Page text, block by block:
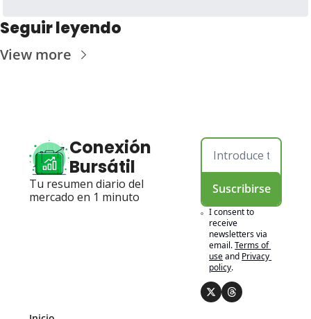
Seguir leyendo
View more
Conexión
Bursátil
Tu resumen diario del
mercado en 1 minuto
Suscribirse
I consent to
receive
newsletters via
email.Terms of
useand Privacy
policy.